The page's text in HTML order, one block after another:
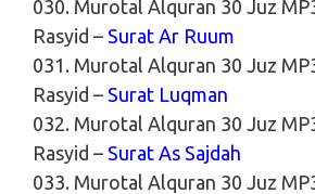
030. Murotal Alquran 30 Juz
Rasyid – Surat Ar Ruum
031. Murotal Alquran 30 Juz
Rasyid – Surat Luqman
032. Murotal Alquran 30 Juz
Rasyid – Surat As Sajdah
033. Murotal Alquran 30 Juz